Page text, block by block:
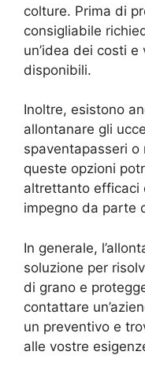
colture. Prima di
consigliabile
un’idea dei costi
disponibili.
Inoltre, esistono
allontanare gli
spaventapasseri
queste opzioni
altrettanto efficaci
impegno da parte
In generale,
soluzione per
di grano e
contattare
un preventivo e
alle vostre